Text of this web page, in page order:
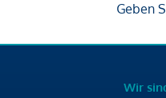
Geben
Wir